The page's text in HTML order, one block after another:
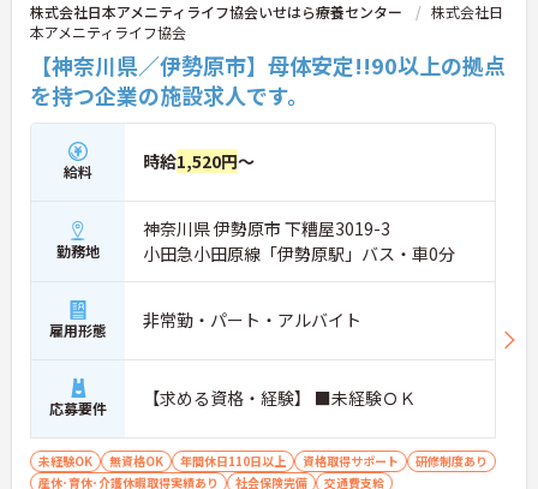
株式会社日本アメニティライフ協会いせはら療養センター
株式会社日
本アメニティライフ協会
【神奈川県／伊勢原市】母体安定!!90以上の拠点
を持つ企業の施設求人です。
給料 時給1,520円～
勤務地
神奈川県 伊勢原市 下糟屋3019-3
小田急小田原線「伊勢原駅」バス・車0分
雇用形態 非常勤・パート・アルバイト
応募要件 【求める資格・経験】 ■未経験ＯＫ
未経験OK 無資格OK 年間休日110日以上 資格取得サポート
研修制度あり
産休･育休･介護休暇取得実績あり
社会保険完備 交通費支給